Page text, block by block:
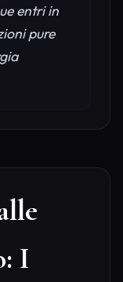
entri in
pure
I